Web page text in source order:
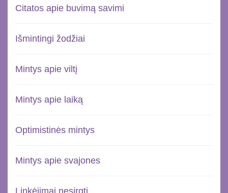
Citatos apie buvimą savimi
Išmintingi žodžiai
Mintys apie viltį
Mintys apie laiką
Optimistinės mintys
Mintys apie svajones